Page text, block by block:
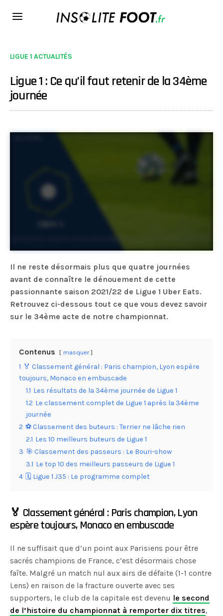
LIGUE 1 ACTUALITÉS
Ligue 1 : Ce qu’il faut retenir de la 34ème
journée
Il ne reste désormais plus que quatre journées
avant de connaître le dénouement de cette
passionnante saison 2021/22 de Ligue 1 Uber Eats.
Retrouvez ci-dessous tout ce que vous devez savoir
sur le 34ème acte de notre championnat.
Contenus masquer
1 🏅 Classement général : Paris champion, Lyon espère
toujours, Monaco en embuscade
1.1 Les résultats de la 34ème journée de Ligue 1
1.2 Le classement complet de Ligue 1 après la 34ème
journée
2 ⚽️ Classement des buteurs : Terrier ne lâche rien
2.1 Les 10 meilleurs buteurs de Ligue 1
3 🎯 Classement des passeurs : Le Bouri-show
3.1 Le top 10 des meilleurs passeurs de Ligue 1
4 🗓 Ligue 1 J35 : Le programme complet
🏅 Classement général : Paris champion, Lyon
espère toujours, Monaco en embuscade
Il ne suffisait que d’un point aux Parisiens pour être
sacrés champions de France, c’est désormais chose
faîte. Malgré un match nul aux airs de défaite (1-1 contre
Lens) en raison de la fracture ouverte avec ses
supporters, le club de la capitale est devenu le second
de l’histoire du championnat à remporter dix titres,